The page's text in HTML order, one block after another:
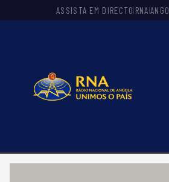
ASSISTA EM DIRECTO|RNA|